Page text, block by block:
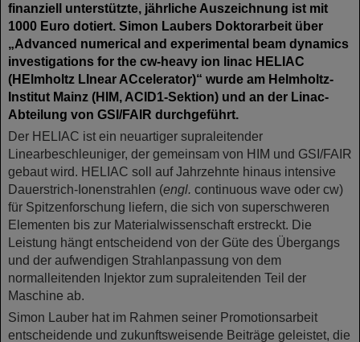
finanziell unterstützte, jährliche Auszeichnung ist mit
1000 Euro dotiert. Simon Laubers Doktorarbeit über
„Advanced numerical and experimental beam dynamics
investigations for the cw-heavy ion linac HELIAC
(HElmholtz LInear ACcelerator)“ wurde am Helmholtz-
Institut Mainz (HIM, ACID1-Sektion) und an der Linac-
Abteilung von GSI/FAIR durchgeführt.
Der HELIAC ist ein neuartiger supraleitender
Linearbeschleuniger, der gemeinsam von HIM und GSI/FAIR
gebaut wird. HELIAC soll auf Jahrzehnte hinaus intensive
Dauerstrich-Ionenstrahlen (engl. continuous wave oder cw)
für Spitzenforschung liefern, die sich von superschweren
Elementen bis zur Materialwissenschaft erstreckt. Die
Leistung hängt entscheidend von der Güte des Übergangs
und der aufwendigen Strahlanpassung von dem
normalleitenden Injektor zum supraleitenden Teil der
Maschine ab.
Simon Lauber hat im Rahmen seiner Promotionsarbeit
entscheidende und zukunftsweisende Beiträge geleistet, die